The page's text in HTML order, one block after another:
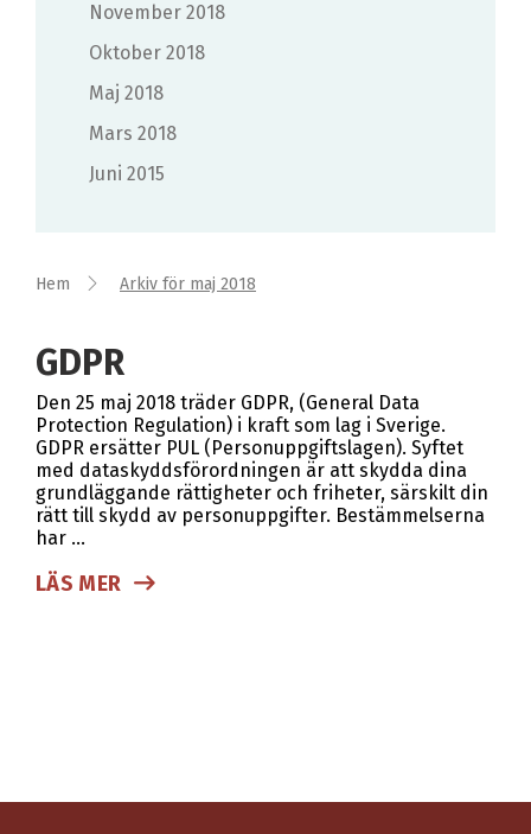
november 2018
oktober 2018
maj 2018
mars 2018
juni 2015
Hem Arkiv för maj 2018
GDPR
Den 25 maj 2018 träder GDPR, (General Data
Protection Regulation) i kraft som lag i Sverige.
GDPR ersätter PUL (Personuppgiftslagen). Syftet
med dataskyddsförordningen är att skydda dina
grundläggande rättigheter och friheter, särskilt din
rätt till skydd av personuppgifter. Bestämmelserna
har …
LÄS MER